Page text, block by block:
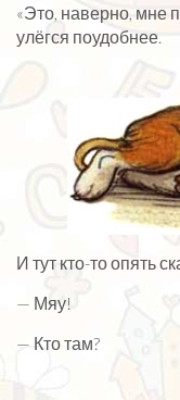
«Это, наверно, мне
улёгся поудобнее.
И тут кто-то опять
— Мяу!
— Кто там?